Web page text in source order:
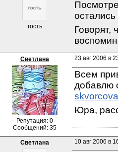
гость
остались
Говорят,
Светлана
Репутация: 0
Сообщений: 35
23 авг 2006 в
Всем
Юра,
Светлана 10 авг 2006 в